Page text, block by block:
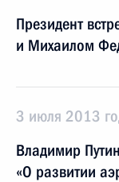
Президент
и Михаилом
3 июля 2013
Владимир
«О развитии